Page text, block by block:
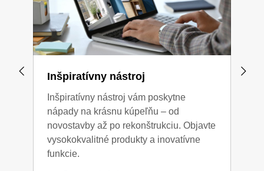
Inšpiratívny nástroj
Inšpiratívny nástroj vám poskytne
nápady na krásnu kúpeľňu – od
novostavby až po rekonštrukciu. Objavte
vysokokvalitné produkty a inovatívne
funkcie.